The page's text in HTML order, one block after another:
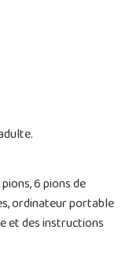
6 pions de
ordinateur portable
et des instructions